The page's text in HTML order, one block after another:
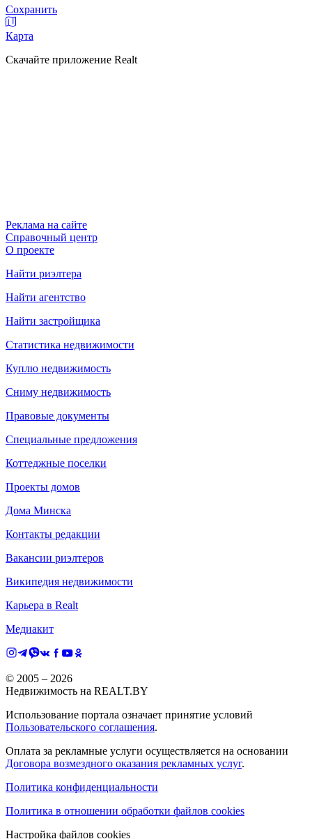
Сохранить
Карта
Скачайте приложение Realt
Реклама на сайте
Справочный центр
О проекте
Найти риэлтера
Найти агентство
Найти застройщика
Статистика недвижимости
Куплю недвижимость
Сниму недвижимость
Правовые документы
Специальные предложения
Коттеджные поселки
Проекты домов
Дома Минска
Контакты редакции
Вакансии риэлтеров
Википедия недвижимости
Карьера в Realt
Медиакит
© 2005 – 2026
Недвижимость на REALT.BY
Использование портала означает принятие условий
Пользовательского соглашения.
Оплата за рекламные услуги осуществляется на основании
Договора возмездного оказания рекламных услуг.
Политика конфиденциальности
Политика в отношении обработки файлов cookies
Настройка файлов cookies